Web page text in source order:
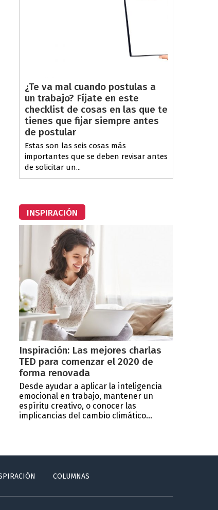
¿Te va mal cuando postulas a
un trabajo? Fíjate en este
checklist de cosas en las que te
tienes que fijar siempre antes
de postular
Estas son las seis cosas más
importantes que se deben revisar antes
de solicitar un...
INSPIRACIÓN
Inspiración: Las mejores charlas
TED para comenzar el 2020 de
forma renovada
Desde ayudar a aplicar la inteligencia
emocional en trabajo, mantener un
espíritu creativo, o conocer las
implicancias del cambio climático...
COLUMNAS